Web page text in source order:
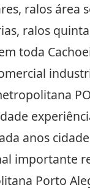
ralos área
ralos
toda
anos cidade
importante
Porto